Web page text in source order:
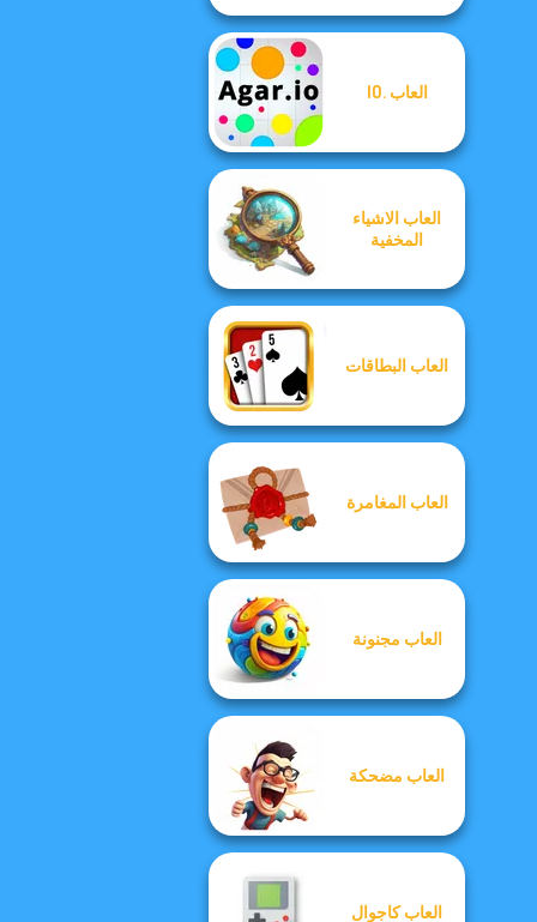
العاب .IO
العاب الاشياء
المخفية
العاب البطاقات
العاب المغامرة
العاب مجنونة
العاب مضحكة
العاب كاجوال